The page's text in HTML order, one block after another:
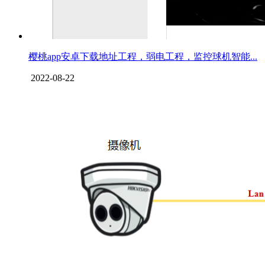
樱桃app安卓下载地址工程，弱电工程，监控球机智能...
2022-08-22